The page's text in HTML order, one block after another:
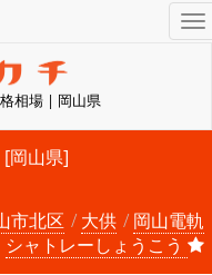
相場 | 岡山県
[岡山県]
市北区 大供
岡山電軌
シャトレーしょうこう